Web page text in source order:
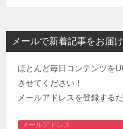
メールで新着記事をお届
ほとんど毎日コンテンツを
させてください！
メールアドレスを登録するだ
メ